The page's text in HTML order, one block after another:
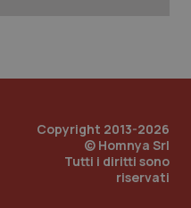
Collo
Copyright 2013-2026
© Homnya Srl
Tutti i diritti sono
riservati
www.quotidianosanita.it